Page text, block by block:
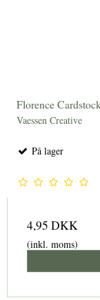
Florence
Vaessen Creative
På lager
4,95 DKK
(inkl. moms)